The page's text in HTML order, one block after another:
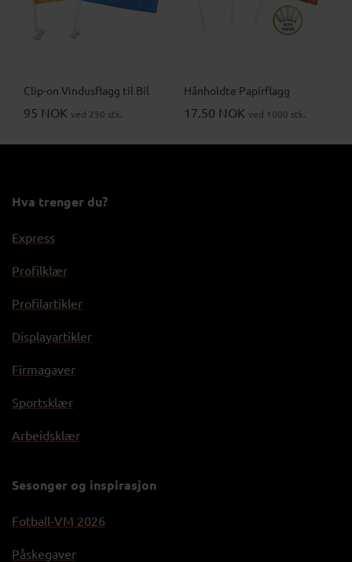
Clip-on Vindusflagg til Bil
95 NOK ved 250 stk.
Hånholdte Papirflagg
17.50 NOK ved 1000 stk.
Hva trenger du?
Express
Profilklær
Profilartikler
Displayartikler
Firmagaver
Sportsklær
Arbeidsklær
Sesonger og inspirasjon
Fotball-VM 2026
Påskegaver